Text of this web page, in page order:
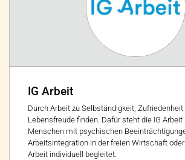
IG Arbeit
Durch Arbeit zu Selbständigkeit, Zufriedenheit
Lebensfreude finden. Dafür steht die IG Arbeit
Menschen mit psychischen
Arbeitsintegration in der freien Wirtschaft oder
Arbeit individuell begleitet.